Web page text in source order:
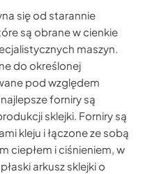
się od starannie
są obrane w cienkie
maszyn.
do określonej
pod względem
forniry są
sklejki. Forniry są
kleju i łączone ze sobą
ciepłem i ciśnieniem, w
arkusz sklejki o